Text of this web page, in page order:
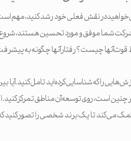
در نقش فعلی خود رشد کنید، مهم است
شرکت شما موفق و مورد تحسین هستند،
قوت آنها چیست؟ رفتار آنها چگونه به
را که شناسایی کرده‌اید تامل کنید.
است، روی توسعه آن مناطق تمرکز
می کند تا یک برند شخصی را تصور کنید